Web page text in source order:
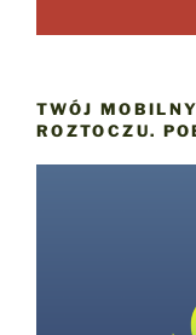
TWÓJ
ROZTOCZU.